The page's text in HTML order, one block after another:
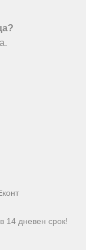
14 дневен срок!